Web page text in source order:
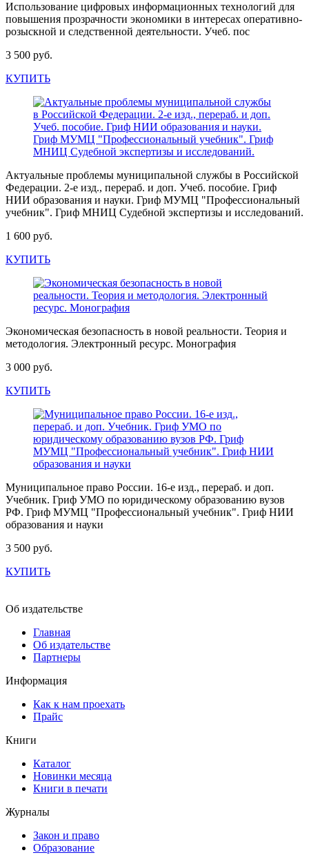
Использование цифровых информационных технологий для
повышения прозрачности экономики в интересах оперативно-
розыскной и следственной деятельности. Учеб. пос
3 500 руб.
КУПИТЬ
Актуальные проблемы муниципальной службы в Российской
Федерации. 2-е изд., перераб. и доп. Учеб. пособие. Гриф
НИИ образования и науки. Гриф МУМЦ "Профессиональный
учебник". Гриф МНИЦ Судебной экспертизы и исследований.
1 600 руб.
КУПИТЬ
Экономическая безопасность в новой реальности. Теория и
методология. Электронный ресурс. Монография
3 000 руб.
КУПИТЬ
Муниципальное право России. 16-е изд., перераб. и доп.
Учебник. Гриф УМО по юридическому образованию вузов
РФ. Гриф МУМЦ "Профессиональный учебник". Гриф НИИ
образования и науки
3 500 руб.
КУПИТЬ
Об издательстве
Главная
Об издательстве
Партнеры
Информация
Как к нам проехать
Прайс
Книги
Каталог
Новинки месяца
Книги в печати
Журналы
Закон и право
Образование